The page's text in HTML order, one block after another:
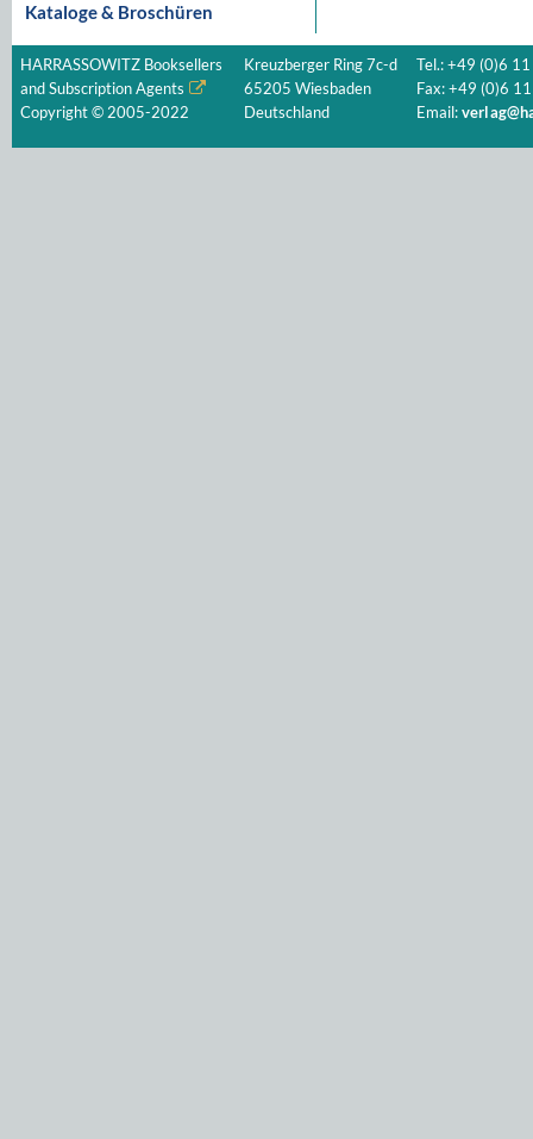
Kataloge & Broschüren
HARRASSOWITZ Booksellers
and Subscription Agents
Copyright © 2005-2022
Kreuzberger Ring 7c-d
65205 Wiesbaden
Deutschland
Tel.: +49 (0)6
Fax: +49 (0)6
Email: